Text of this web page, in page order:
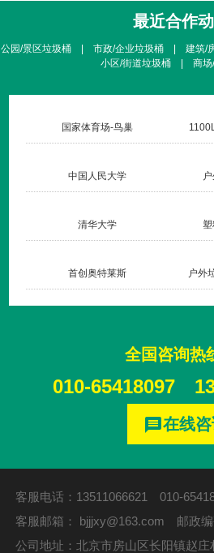
最近合作
公园/景区垃圾桶 | 市政/企业垃圾桶 | 建筑/
小区/街道垃圾桶 | 商场/
国家体育场-鸟巢
中国人民大学
清华大学
首创奥特莱斯 户外
全国咨询热
010-65418097
message在线
客服电话：13511066621 010-
客服邮箱： bjjjxy@163.com 邮政编
公司地址：北京市房山区长阳镇赵庄